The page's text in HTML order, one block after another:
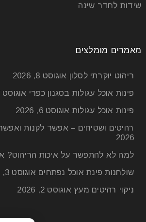
שידות לחדר שינה
מאמרים מומלצים
ריהוט יוקרתי לסלון אוגוסט 8, 2026
פינות אוכל עגולות בסגנון כפרי אוגוסט 7, 2026
פינות אוכל עגולות אוגוסט 6, 2026
רהיטים ושטיחים – אפשר לקנות
2026
למה לא להתפשר על איכות הריהוט?
שולחנות פינת אוכל נפתחים אוגוסט 3, 2026
ניקוי רהיטים מעץ אוגוסט 2, 2026